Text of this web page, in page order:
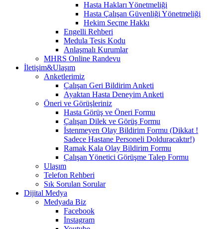
Hasta Hakları Yönetmeliği
Hasta Çalışan Güvenliği Yönetmeliği
Hekim Seçme Hakkı
Engelli Rehberi
Medula Tesis Kodu
Anlaşmalı Kurumlar
MHRS Online Randevu
İletişim&Ulaşım
Anketlerimiz
Çalışan Geri Bildirim Anketi
Ayaktan Hasta Deneyim Anketi
Öneri ve Görüşleriniz
Hasta Görüş ve Öneri Formu
Çalışan Dilek ve Görüş Formu
İstenmeyen Olay Bildirim Formu (Dikkat !
Sadece Hastane Personeli Dolduracaktır!)
Ramak Kala Olay Bildirim Formu
Çalışan Yönetici Görüşme Talep Formu
Ulaşım
Telefon Rehberi
Sık Sorulan Sorular
Dijital Medya
Medyada Biz
Facebook
İnstagram